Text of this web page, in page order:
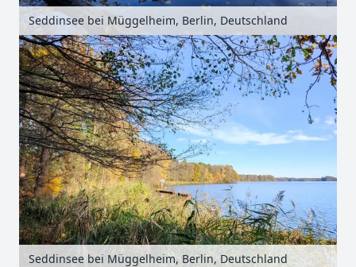
Seddinsee bei Müggelheim, Berlin, Deutschland
Seddinsee bei Müggelheim, Berlin, Deutschland